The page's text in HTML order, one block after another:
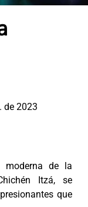
de 2023
moderna de la
Itzá, se
que